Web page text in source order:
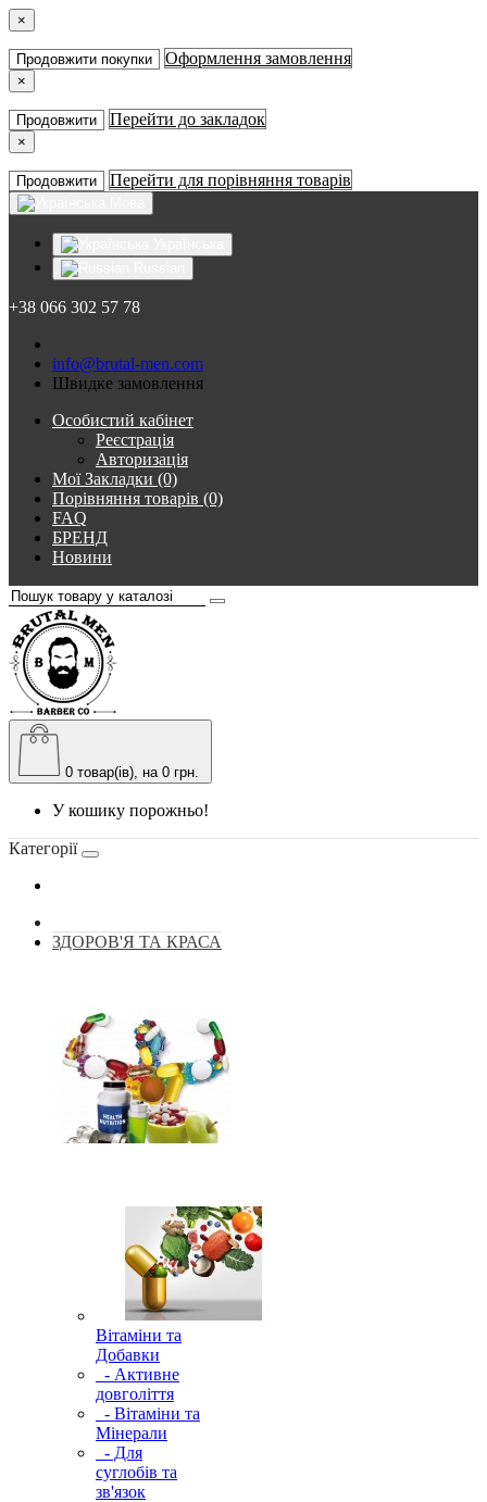
×
Продовжити покупки Оформлення замовлення
×
Продовжити Перейти до закладок
×
Продовжити Перейти для порівняння товарів
+38 066 302 57 78
info@brutal-men.com
Швидке замовлення
Особистий кабінет
Реєстрація
Авторизація
Мої Закладки (0)
Порівняння товарів (0)
FAQ
БРЕНД
Новини
0 товар(ів), на 0 грн.
У кошику порожньо!
Категорії
ЗДОРОВ'Я ТА КРАСА
Вітаміни та
Добавки
- Активне
довголіття
- Вітаміни та
Мінерали
- Для
суглобів та
зв'язок